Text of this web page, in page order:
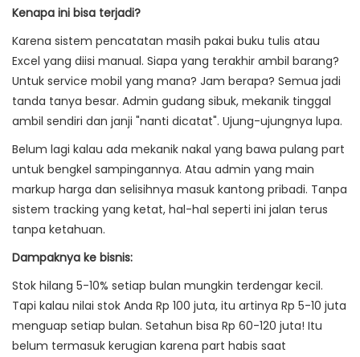
Kenapa ini bisa terjadi?
Karena sistem pencatatan masih pakai buku tulis atau
Excel yang diisi manual. Siapa yang terakhir ambil barang?
Untuk service mobil yang mana? Jam berapa? Semua jadi
tanda tanya besar. Admin gudang sibuk, mekanik tinggal
ambil sendiri dan janji "nanti dicatat". Ujung-ujungnya lupa.
Belum lagi kalau ada mekanik nakal yang bawa pulang part
untuk bengkel sampingannya. Atau admin yang main
markup harga dan selisihnya masuk kantong pribadi. Tanpa
sistem tracking yang ketat, hal-hal seperti ini jalan terus
tanpa ketahuan.
Dampaknya ke bisnis:
Stok hilang 5-10% setiap bulan mungkin terdengar kecil.
Tapi kalau nilai stok Anda Rp 100 juta, itu artinya Rp 5-10 juta
menguap setiap bulan. Setahun bisa Rp 60-120 juta! Itu
belum termasuk kerugian karena part habis saat